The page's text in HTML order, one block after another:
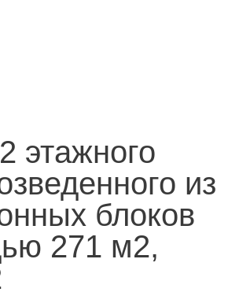
этажного
из
блоков
271 м2,